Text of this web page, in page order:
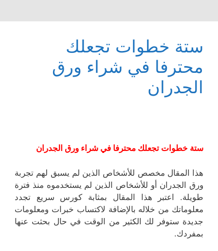
ستة خطوات تجعلك
محترفا في شراء ورق
الجدران
ستة خطوات تجعلك محترفا في شراء ورق الجدران
هذا المقال مخصص للأشخاص الذين لم يسبق لهم تجربة
ورق الجدران أو للأشخاص الذين لم يستخدموه منذ فترة
طويلة. اعتبر هذا المقال بمثابة كورس سريع تجدد
معلوماتك من خلاله بالإضافة لاكتساب خبرات ومعلومات
جديدة ستوفر لك الكثير من الوقت في حال بحثت عنها
بمفردك.